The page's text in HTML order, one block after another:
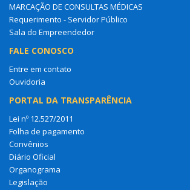
MARCAÇÃO DE CONSULTAS MÉDICAS
Requerimento - Servidor Público
Sala do Empreendedor
FALE CONOSCO
Entre em contato
Ouvidoria
PORTAL DA TRANSPARÊNCIA
Lei nº 12.527/2011
Folha de pagamento
Convênios
Diário Oficial
Organograma
Legislação